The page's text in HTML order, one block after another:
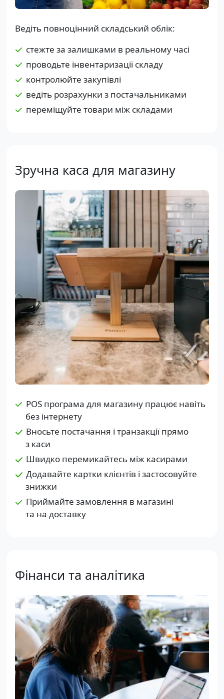
Ведіть повноцінний складський облік:
стежте за залишками в реальному часі
проводьте інвентаризації складу
контролюйте закупівлі
ведіть розрахунки з постачальниками
переміщуйте товари між складами
Зручна каса для магазину
POS програма для магазину працює навіть
без інтернету
Вносьте постачання і транзакції прямо
з каси
Швидко перемикайтесь між касирами
Додавайте картки клієнтів і застосовуйте
знижки
Приймайте замовлення в магазині
та на доставку
Фінанси та аналітика